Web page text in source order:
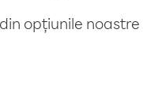
opțiunile